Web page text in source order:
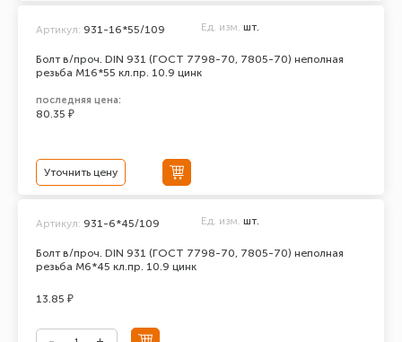
Болт в/проч. DIN 931 (ГОСТ 7798-70, 7805-70) неполная
резьба М16*55 кл.пр. 10.9 цинк
Артикул: 931-16*55/109 Ед. изм. шт.
последняя цена:
80.35 ₽
Уточнить цену
Болт в/проч. DIN 931 (ГОСТ 7798-70, 7805-70) неполная
резьба М6*45 кл.пр. 10.9 цинк
Артикул: 931-6*45/109 Ед. изм. шт.
13.85 ₽